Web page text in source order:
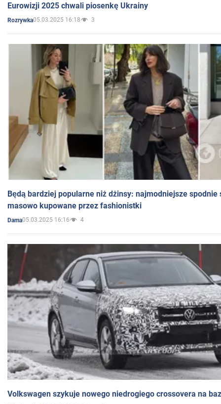
Eurowizji 2025 chwali piosenkę Ukrainy
Rozrywka05.03.2025 16:18 3
Będą bardziej popularne niż dżinsy: najmodniejsze spodnie
masowo kupowane przez fashionistki
Dama05.03.2025 16:16 4
Volkswagen szykuje nowego niedrogiego crossovera na